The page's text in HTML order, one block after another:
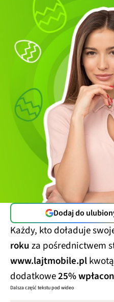
Dodaj do
Każdy, kto doładuje
rokuza pośrednictwem
www.lajtmobile.plkwotą
dodatkowe25%
Dalsza część tekstu pod wideo